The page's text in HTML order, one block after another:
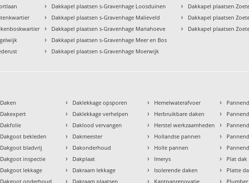
› Dakkapel plaatsen s-Gravenhage Loosduinen
› Dakkapel plaatsen s-Gravenhage Malieveld
› Dakkapel plaatsen s-Gravenhage Mariahoeve
› Dakkapel plaatsen s-Gravenhage Meer en Bos
› Dakkapel plaatsen s-Gravenhage Moerwijk
› Dakkapel plaatsen
› Dakkapel plaatsen
› Dakkapel plaatsen
Daken
Dakexpert
Dakfolie
Dakgoot bekleden
Dakgoot bladvrij
Dakgoot inspectie
Dakgoot lekkage
Dakgoot onderhoud
› Daklekkage opsporen
› Daklekkage verhelpen
› Daklood vervangen
› Dakmeester
› Dakonderhoud
› Dakplaat
› Dakraam lekkage
› Dakraam plaatsen
› Hemelwaterafvoer
› Herbruikbare daken
› Herstel werkzaamheden
› Hollandse pannen
› Holle pannen
› Imerys
› Isolerende daken
› Kantpanrenovatie
›
›
›
›
›
› Plat dak
› Platte
› Plumber